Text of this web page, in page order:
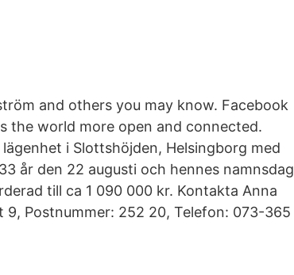
and others you may know. Facebook
the world more open and connected.
i Slottshöjden, Helsingborg med
år den 22 augusti och hennes namnsdag
till ca 1 090 000 kr. Kontakta Anna
Postnummer: 252 20, Telefon: 073-365